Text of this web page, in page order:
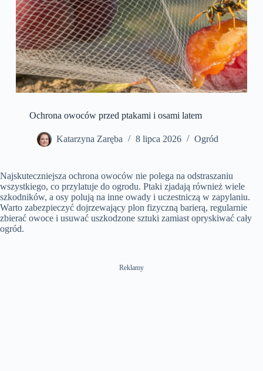
Ochrona owoców przed ptakami i osami latem
Katarzyna Zaręba 8 lipca 2026 Ogród
Najskuteczniejsza ochrona owoców nie polega na odstraszaniu
wszystkiego, co przylatuje do ogrodu. Ptaki zjadają również wiele
szkodników, a osy polują na inne owady i uczestniczą w zapylaniu.
Warto zabezpieczyć dojrzewający plon fizyczną barierą, regularnie
zbierać owoce i usuwać uszkodzone sztuki zamiast opryskiwać cały
ogród.
Reklamy